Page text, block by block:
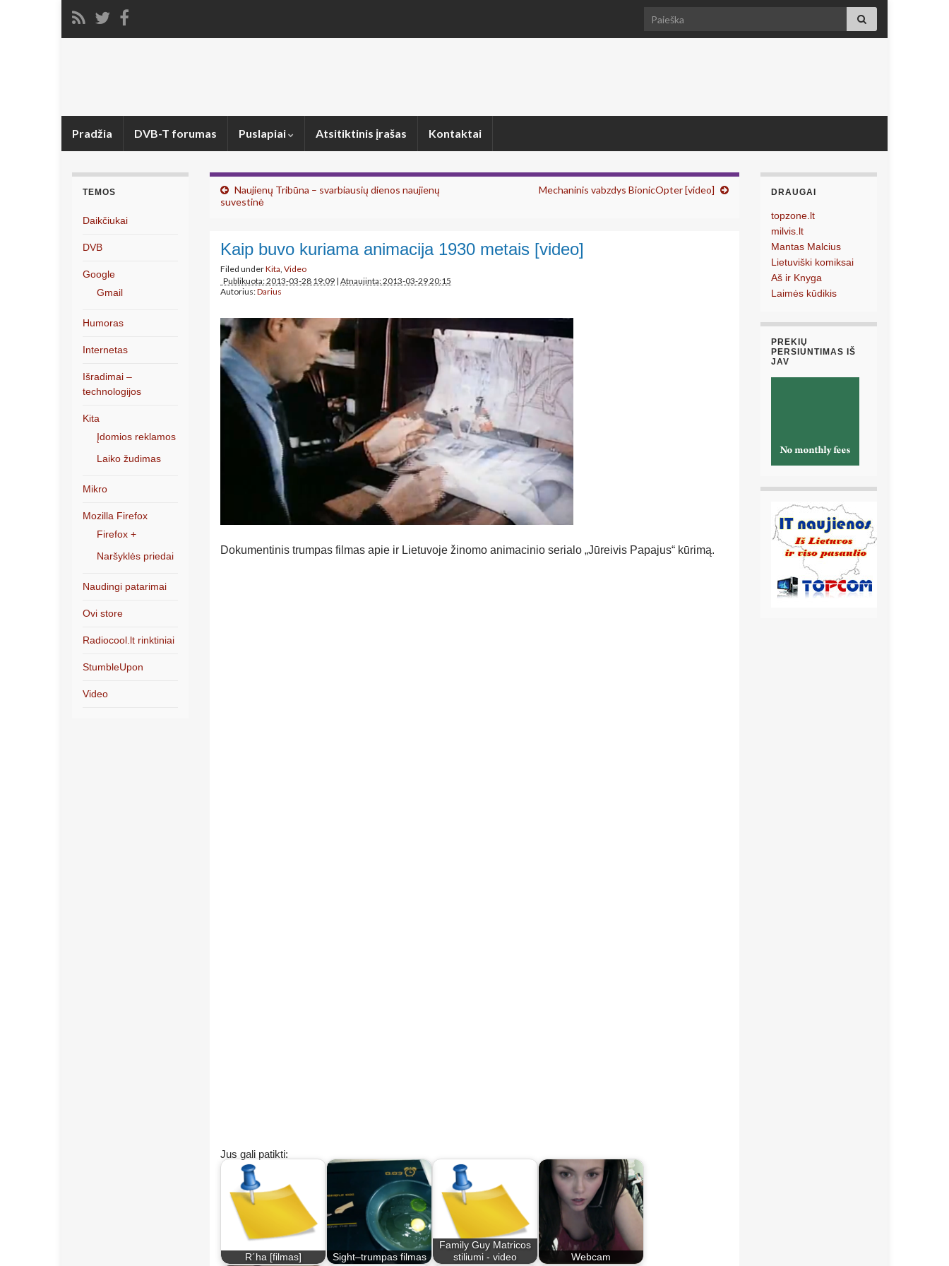
Search for:
Pradžia DVB-T forumas Puslapiai Atsitiktinis įrašas Kontaktai
Naujienų Tribūna – svarbiausių dienos naujienų
suvestinė
Mechaninis vabzdys BionicOpter [video]
Kaip buvo kuriama animacija 1930 metais [video]
Filed underKita, Video
Publikuota: 2013-03-28 19:09 | Atnaujinta: 2013-03-29 20:15
Autorius:Darius
Dokumentinis trumpas filmas apie ir Lietuvoje žinomo animacinio serialo „Jūreivis Papajus“ kūrimą.
Jus gali patikti:
R´ha [filmas] Sight–trumpas filmas
Family Guy Matricos
stiliumi - video
Webcam
TEMOS
Daikčiukai
DVB
Google
Gmail
Humoras
Internetas
Išradimai –
technologijos
Kita
Įdomios reklamos
Laiko žudimas
Mikro
Mozilla Firefox
Firefox +
Naršyklės priedai
Naudingi patarimai
Ovi store
Radiocool.lt rinktiniai
StumbleUpon
Video
DRAUGAI
topzone.lt
milvis.lt
Mantas Malcius
Lietuviški komiksai
Aš ir Knyga
Laimės kūdikis
PREKIŲ
PERSIUNTIMAS IŠ
JAV